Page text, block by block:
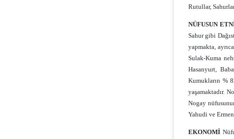
Rutullar,
NÜFUSUN
Sahur gibi
yapmakta,
Sulak-Kuma
Hasanyurt,
Kumukların %
yaşamaktadır.
Nogay
Yahudi ve
EKONOMİ